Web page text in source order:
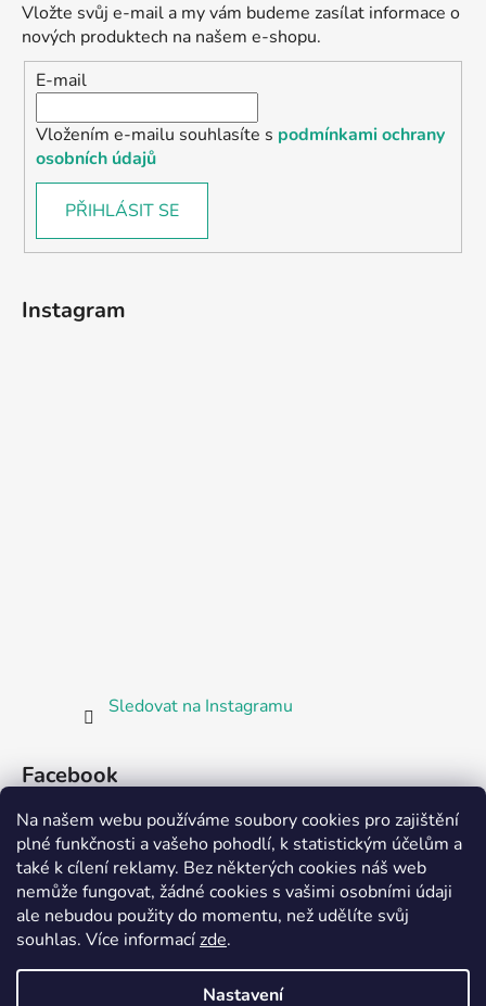
Na našem webu používáme soubory cookies pro zajištění
plné funkčnosti a vašeho pohodlí, k statistickým účelům a
také k cílení reklamy. Bez některých cookies náš web
nemůže fungovat, žádné cookies s vašimi osobními údaji
ale nebudou použity do momentu, než udělíte svůj
souhlas. Více informacízde.
Nastavení
Vložte svůj e-mail a my vám budeme zasílat informace o
nových produktech na našem e-shopu.
E-mail
Vložením e-mailu souhlasíte s podmínkami ochrany
osobních údajů
PŘIHLÁSIT SE
Instagram
Sledovat na Instagramu
Facebook
Partnerská prodejna Barefoot Plzeň